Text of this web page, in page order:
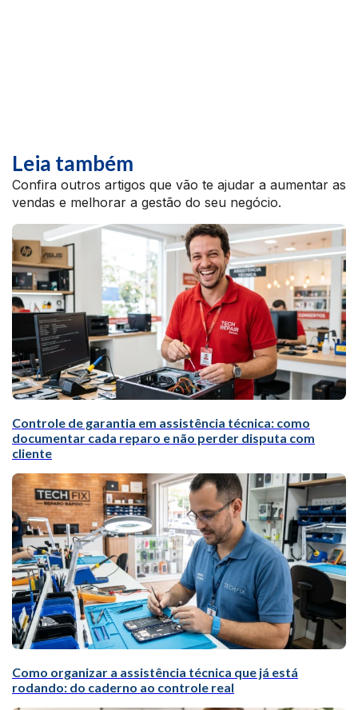
Leia também
Confira outros artigos que vão te ajudar a aumentar as
vendas e melhorar a gestão do seu negócio.
Controle de garantia em assistência técnica: como
documentar cada reparo e não perder disputa com
cliente
Como organizar a assistência técnica que já está
rodando: do caderno ao controle real